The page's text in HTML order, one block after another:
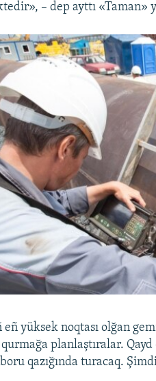
– dep ayttı «Taman»
yüksek noqtası olğan
planlaştıralar.
qazığında turacaq.